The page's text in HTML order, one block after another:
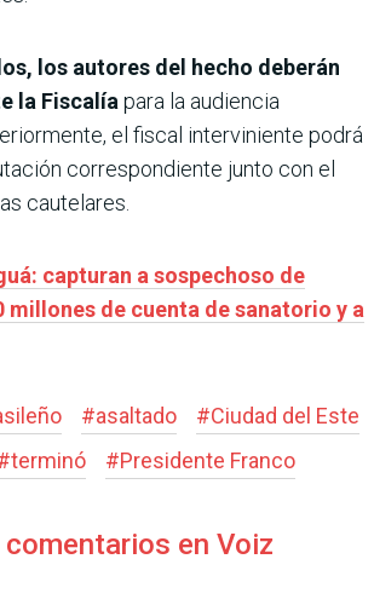
los autores del hecho deberán
la Fiscalía para la audiencia
el fiscal interviniente podrá
correspondiente junto con el
cautelares.
capturan a sospechoso de
millones de cuenta de sanatorio y a
#asaltado #Ciudad del Este
terminó #Presidente Franco
en Voiz